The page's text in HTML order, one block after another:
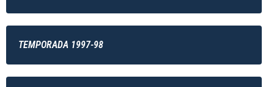
TEMPORADA 1997-98